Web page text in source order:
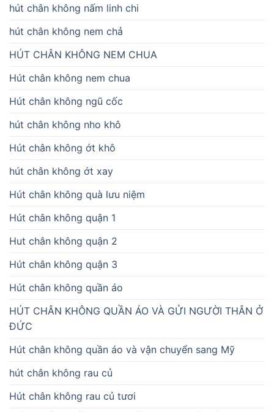
hút chân không nấm linh chi
hút chân không nem chả
HÚT CHÂN KHÔNG NEM CHUA
Hút chân không nem chua
Hút chân không ngũ cốc
hút chân không nho khô
Hút chân không ớt khô
hút chân không ớt xay
Hút chân không quà lưu niệm
Hút chân không quận 1
Hut chân không quận 2
Hút chân không quận 3
Hút chân không quần áo
HÚT CHÂN KHÔNG QUẦN ÁO VÀ GỬI NGƯỜI THÂN Ở
ĐỨC
Hút chân không quần áo và vận chuyển sang Mỹ
hút chân không rau củ
Hút chân không rau củ tươi